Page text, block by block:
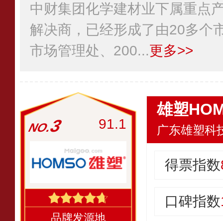
中财集团化学建材业下属重点
解决商，已经形成了由20多个
市场管理处、200...更多>>
3 91.1
雄塑
广东雄塑科
得票指数
口碑指数